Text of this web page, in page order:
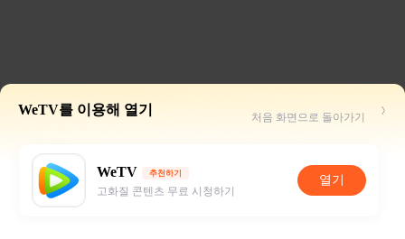
WeTV를 이용해 열기 처음 화면으로 돌아가기
WeTV 추천하기
고화질 콘텐츠 무료 시청하기
열기